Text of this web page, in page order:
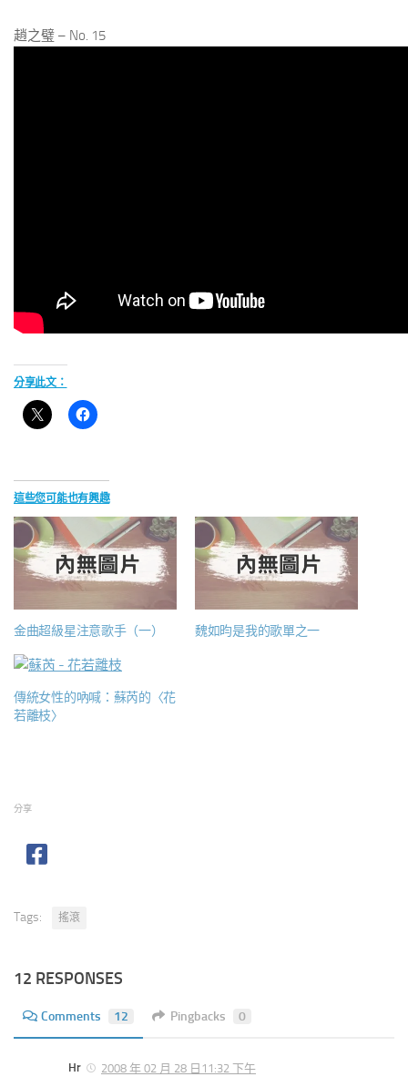
趙之璧 – No. 15
分享此文：
這些您可能也有興趣
金曲超級星注意歌手（一） 魏如昀是我的歌單之一
傳統女性的吶喊：蘇芮的〈花
若離枝〉
分享
Tags: 搖滾
12 RESPONSES
Comments 12 Pingbacks 0
Hr
2008 年 02 月 28 日11:32 下午